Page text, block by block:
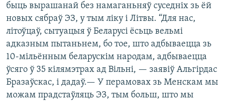
быць вырашанай без намаганьняў суседніх зь ёй
новых сябраў ЭЗ, у тым ліку і Літвы. “Для нас,
літоўцаў, сытуацыя ў Беларусі ёсьць вельмі
адказным пытаньнем, бо тое, што адбываецца зь
10-мільённым беларускім народам, адбываецца
ўсяго ў 35 кілямэтрах ад Вільні, — заявіў Альгірдас
Бразаўскас, і дадаў.— У перамовах зь Менскам мы
можам прадстаўляць ЭЗ, тым больш, што мы